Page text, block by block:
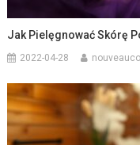
Jak Pielęgnować Skórę
2022-04-28